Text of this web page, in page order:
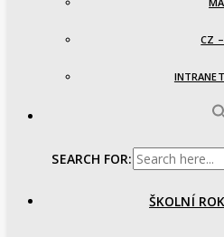
CZ
SEARCH FOR:
ŠKOLNÍ